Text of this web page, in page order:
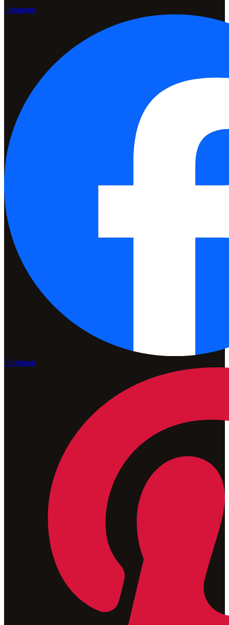
Instagram
Facebook